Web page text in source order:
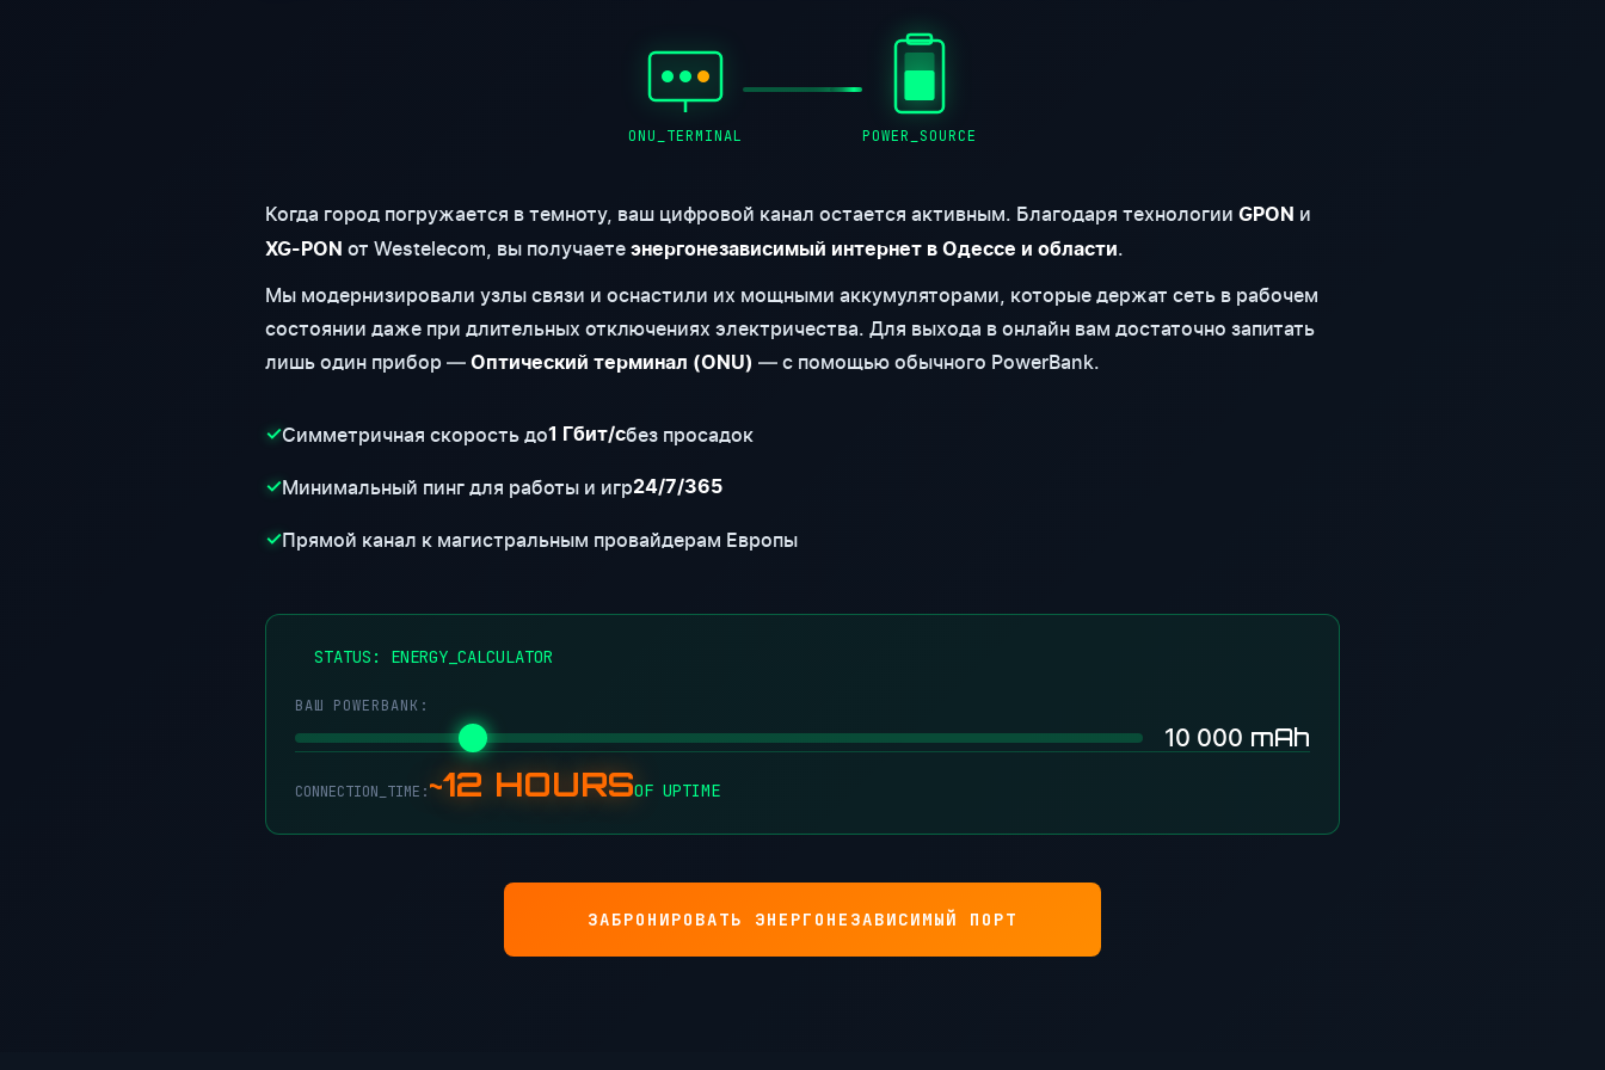
ONU_TERMINAL POWER_SOURCE
Когда город погружается в темноту, ваш цифровой канал остается активным. Благодаря технологии GPON и
XG-PON от Westelecom, вы получаете энергонезависимый интернет в Одессе и области.
Мы модернизировали узлы связи и оснастили их мощными аккумуляторами, которые держат сеть в рабочем
состоянии даже при длительных отключениях электричества. Для выхода в онлайн вам достаточно запитать
лишь один прибор — Оптический терминал (ONU) — с помощью обычного PowerBank.
✓Симметричная скорость до1 Гбит/сбез просадок
✓Минимальный пинг для работы и игр24/7/365
✓Прямой канал к магистральным провайдерам Европы
STATUS: ENERGY_CALCULATOR
ВАШ POWERBANK:
10 000 mAh
CONNECTION_TIME:~12 HOURSOF UPTIME
ЗАБРОНИРОВАТЬ ЭНЕРГОНЕЗАВИСИМЫЙ ПОРТ